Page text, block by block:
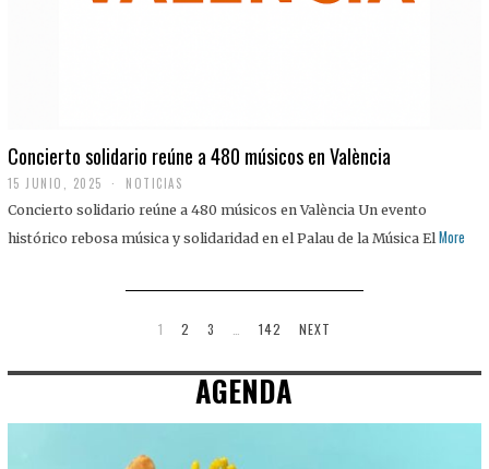
Concierto solidario reúne a 480 músicos en València
15 JUNIO, 2025 NOTICIAS
Concierto solidario reúne a 480 músicos en València Un evento
histórico rebosa música y solidaridad en el Palau de la Música El More
1 2 3 142 NEXT
AGENDA